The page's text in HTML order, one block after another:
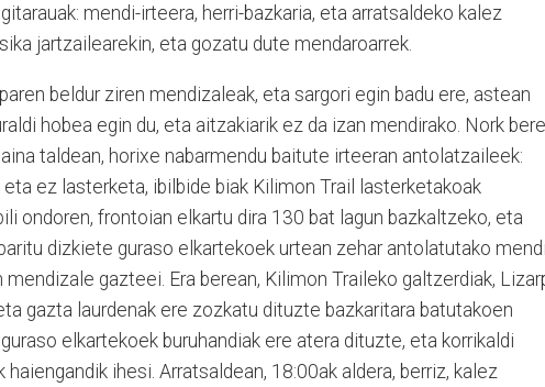
mendi-irteera, herri-bazkaria, eta arratsaldeko kalez
jartzailearekin, eta gozatu dute mendaroarrek.
beldur ziren mendizaleak, eta sargori egin badu ere, astean
hobea egin du, eta aitzakiarik ez da izan mendirako. Nork bere
taldean, horixe nabarmendu baitute irteeran antolatzaileek:
ez lasterketa, ibilbide biak Kilimon Trail lasterketakoak
ondoren, frontoian elkartu dira 130 bat lagun bazkaltzeko, eta
dizkiete guraso elkartekoek urtean zehar antolatutako
gazteei. Era berean, Kilimon Traileko galtzerdiak,
gazta laurdenak ere zozkatu dituzte bazkaritara batutakoen
elkartekoek buruhandiak ere atera dituzte, eta korrikaldi
ihesi. Arratsaldean, 18:00ak aldera, berriz, kalez